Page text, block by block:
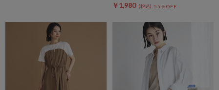
￥1,980 55％OFF